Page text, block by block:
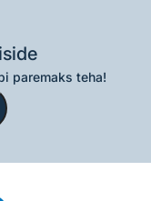
paremaks teha!